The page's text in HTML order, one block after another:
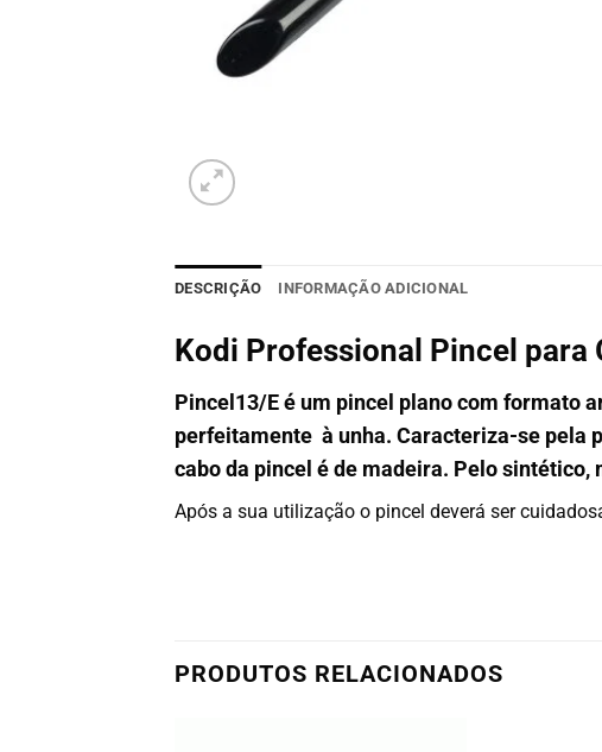
DESCRIÇÃO INFORMAÇÃO ADICIONAL
Kodi Professional Pincel para
Pincel13/E é um pincel plano com formato
perfeitamente à unha. Caracteriza-se pela
cabo da pincel é de madeira. Pelo
Após a sua utilização o pincel deverá ser
PRODUTOS RELACIONADOS